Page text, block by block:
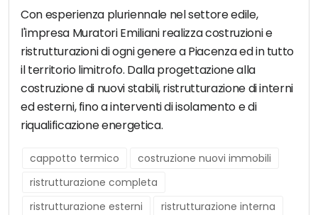
Con esperienza pluriennale nel settore edile,
l'impresa Muratori Emiliani realizza costruzioni e
ristrutturazioni di ogni genere a Piacenza ed in tutto
il territorio limitrofo. Dalla progettazione alla
costruzione di nuovi stabili, ristrutturazione di interni
ed esterni, fino a interventi di isolamento e di
riqualificazione energetica.
cappotto termico
costruzione nuovi immobili
ristrutturazione completa
ristrutturazione esterni
ristrutturazione interna